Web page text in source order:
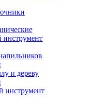
инструмент
и дереву
инструмент